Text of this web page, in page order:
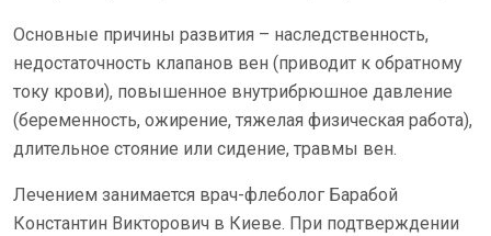
Основные причины развития – наследственность,
недостаточность клапанов вен (приводит к обратному
току крови), повышенное внутрибрюшное давление
(беременность, ожирение, тяжелая физическая работа),
длительное стояние или сидение, травмы вен.
Лечением занимается врач-флеболог Барабой
Константин Викторович в Киеве. При подтверждении